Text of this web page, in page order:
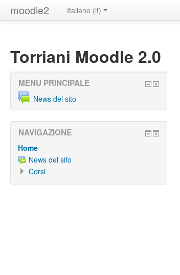
moodle2 Italiano ‎(it)‎
Torriani Moodle 2.0
MENU PRINCIPALE
News del sito
NAVIGAZIONE
Home
News del sito
Corsi